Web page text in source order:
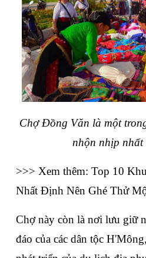
Chợ Đồng Văn là một
nhộn nhịp
>>> Xem thêm: Top 10 Khu
Nhất Định Nên Ghé Thử
Chợ này còn là nơi lưu giữ
đáo của các dân tộc